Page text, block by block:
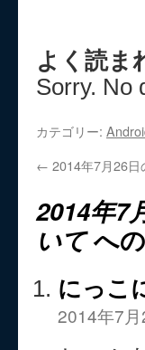
よく読ま
Sorry. No
カテゴリー:
← 2014年7月26日
2014年7
いてへ
にっこ
2014年7